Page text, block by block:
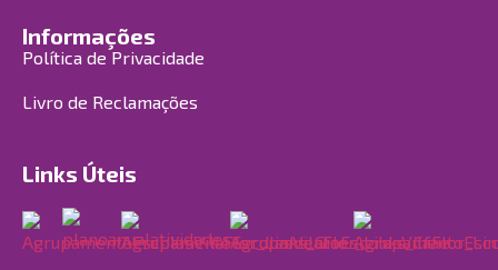
Informações
Política de Privacidade
Livro de Reclamações
Links Úteis